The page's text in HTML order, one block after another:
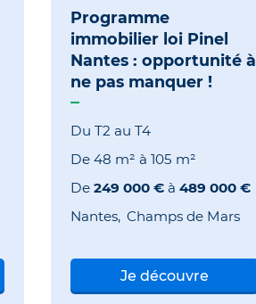
Programme
immobilier loi Pinel
Nantes : opportunité à
ne pas manquer !
Du T2 au T4
De 48 m² à 105 m²
De 249 000 €à 489 000 €
Nantes Champs de Mars
Je découvre